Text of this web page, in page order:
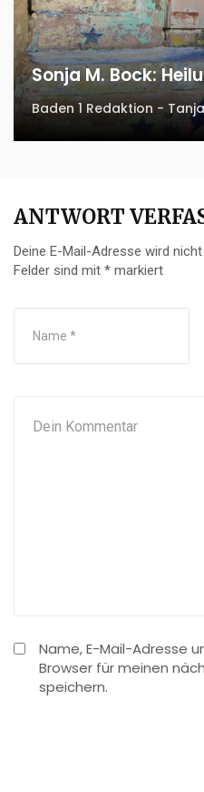
Sonja M. Bock:
Baden 1 Redaktion - Tanja
ANTWORT
Deine E-Mail-Adresse wird
Felder sind mit * markiert
Name, E-Mail-Adresse
Browser für meinen
speichern.